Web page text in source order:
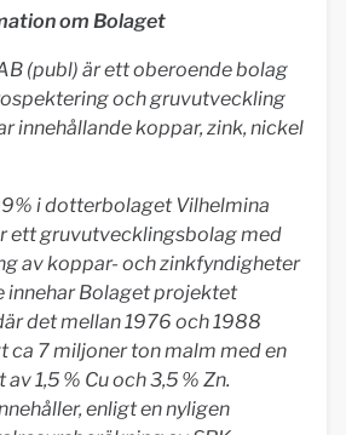
om Bolaget
(publ) är ett oberoende bolag
och gruvutveckling
innehållande koppar, zink, nickel
i dotterbolaget Vilhelmina
ett gruvutvecklingsbolag med
av koppar- och zinkfyndigheter
innehar Bolaget projektet
det mellan 1976 och 1988
ca 7 miljoner ton malm med en
1,5 % Cu och 3,5 % Zn.
enligt en nyligen